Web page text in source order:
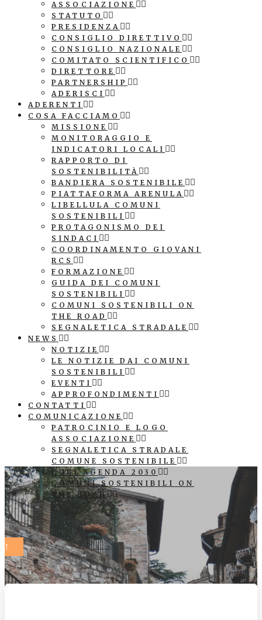
ASSOCIAZIONE
STATUTO
PRESIDENZA
CONSIGLIO DIRETTIVO
CONSIGLIO NAZIONALE
COMITATO SCIENTIFICO
DIRETTORE
PARTNERSHIP
ADERISCI
ADERENTI
COSA FACCIAMO
MISSIONE
MONITORAGGIO E
INDICATORI LOCALI
RAPPORTO DI
SOSTENIBILITÀ
BANDIERA SOSTENIBILE
PIATTAFORMA ARENULA
LIBELLULA COMUNI
SOSTENIBILI
PROTAGONISMO DEI
SINDACI
COORDINAMENTO GIOVANI
RCS
FORMAZIONE
GUIDA DEI COMUNI
SOSTENIBILI
COMUNI SOSTENIBILI ON
THE ROAD
SEGNALETICA STRADALE
NEWS
NOTIZIE
LE NOTIZIE DAI COMUNI
SOSTENIBILI
EVENTI
APPROFONDIMENTI
CONTATTI
COMUNICAZIONE
PATROCINIO E LOGO
ASSOCIAZIONE
SEGNALETICA STRADALE
COMUNE SOSTENIBILE
CUBI AGENDA 2030
COMUNI SOSTENIBILI ON
THE ROAD